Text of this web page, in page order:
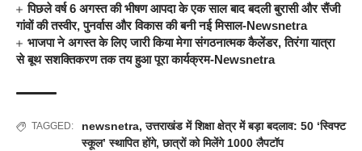
पिछले वर्ष 6 अगस्त की भीषण आपदा के एक साल बाद बदली बुरासी और सैंजी
गांवों की तस्वीर, पुनर्वास और विकास की बनी नई मिसाल-Newsnetra
भाजपा ने अगस्त के लिए जारी किया मेगा संगठनात्मक कैलेंडर, तिरंगा यात्रा
से बूथ सशक्तिकरण तक तय हुआ पूरा कार्यक्रम-Newsnetra
TAGGED: newsnetra,उत्तराखंड में शिक्षा क्षेत्र में बड़ा बदलाव: 50 ‘स्विफ्ट
स्कूल’ स्थापित होंगे,छात्रों को मिलेंगे 1000 लैपटॉप